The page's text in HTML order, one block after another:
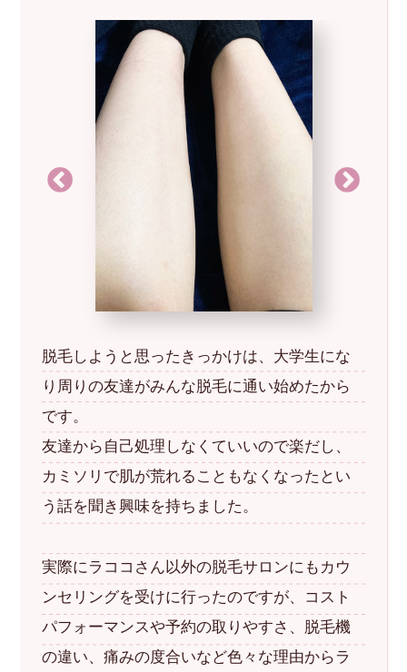
脱毛しようと思ったきっかけは、大学生にな
り周りの友達がみんな脱毛に通い始めたから
です。
友達から自己処理しなくていいので楽だし、
カミソリで肌が荒れることもなくなったとい
う話を聞き興味を持ちました。
実際にラココさん以外の脱毛サロンにもカウ
ンセリングを受けに行ったのですが、コスト
パフォーマンスや予約の取りやすさ、脱毛機
の違い、痛みの度合いなど色々な理由からラ